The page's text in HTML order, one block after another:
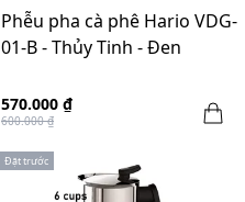
Phễu pha cà phê Hario VDG-
01-B - Thủy Tinh - Đen
570.000 ₫
600.000 ₫
Đặt trước